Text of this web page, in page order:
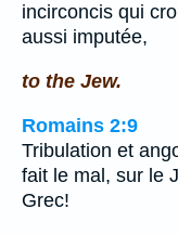
incirconcis qui
aussi imputée,
to the Jew.
Romains 2:9
Tribulation et
fait le mal, sur le
Grec!